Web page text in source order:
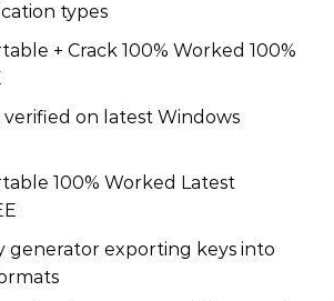
types
+ Crack 100% Worked 100%
verified on latest Windows
100% Worked Latest
generator exporting keys into